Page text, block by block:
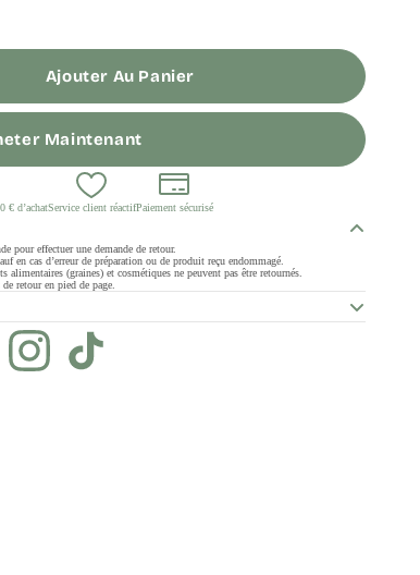
Ajouter Au Panier
Maintenant
€ d’achatService client réactifPaiement sécurisé
pour effectuer une demande de retour.
en cas d’erreur de préparation ou de produit reçu endommagé.
alimentaires (graines) et cosmétiques ne peuvent pas être retournés.
retour en pied de page.